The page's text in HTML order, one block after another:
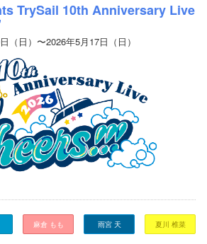
TrySail 10th Anniversary Live
（日）〜2026年5月17日（日）
麻倉 もも 雨宮 天 夏川 椎菜